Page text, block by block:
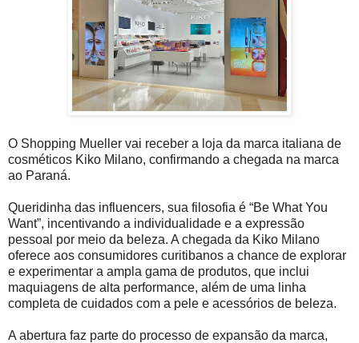
O Shopping Mueller vai receber a loja da marca italiana de
cosméticos Kiko Milano, confirmando a chegada na marca
ao Paraná.
Queridinha das influencers, sua filosofia é “Be What You
Want”, incentivando a individualidade e a expressão
pessoal por meio da beleza. A chegada da Kiko Milano
oferece aos consumidores curitibanos a chance de explorar
e experimentar a ampla gama de produtos, que inclui
maquiagens de alta performance, além de uma linha
completa de cuidados com a pele e acessórios de beleza.
A abertura faz parte do processo de expansão da marca,